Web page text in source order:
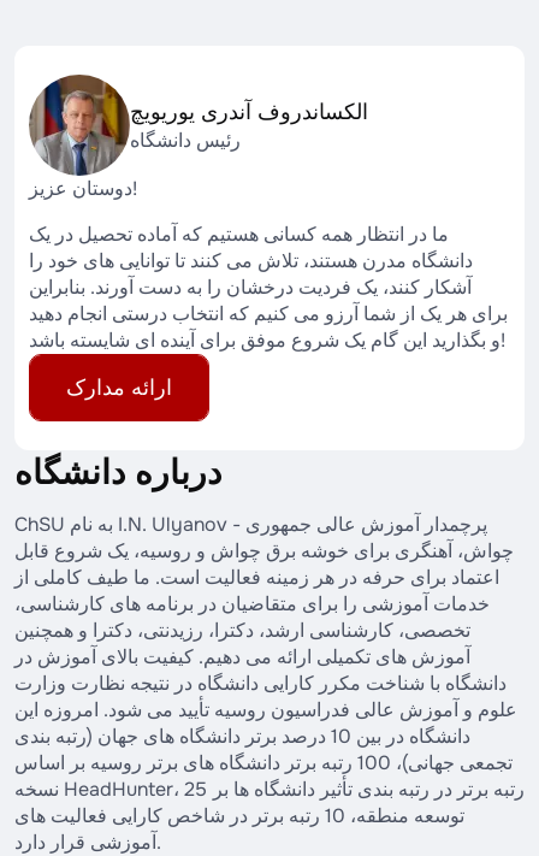
الکساندروف آندری یوریویچ
رئیس دانشگاه
دوستان عزیز!
ما در انتظار همه کسانی هستیم که آماده تحصیل در یک
دانشگاه مدرن هستند، تلاش می کنند تا توانایی های خود را
آشکار کنند، یک فردیت درخشان را به دست آورند. بنابراین
برای هر یک از شما آرزو می کنیم که انتخاب درستی انجام دهید
و بگذارید این گام یک شروع موفق برای آینده ای شایسته باشد!
ارائه مدارک
درباره دانشگاه
ChSU به نام I.N. Ulyanov - پرچمدار آموزش عالی جمهوری
چواش، آهنگری برای خوشه برق چواش و روسیه، یک شروع قابل
اعتماد برای حرفه در هر زمینه فعالیت است. ما طیف کاملی از
خدمات آموزشی را برای متقاضیان در برنامه های کارشناسی،
تخصصی، کارشناسی ارشد، دکترا، رزیدنتی، دکترا و همچنین
آموزش های تکمیلی ارائه می دهیم. کیفیت بالای آموزش در
دانشگاه با شناخت مکرر کارایی دانشگاه در نتیجه نظارت وزارت
علوم و آموزش عالی فدراسیون روسیه تأیید می شود. امروزه این
دانشگاه در بین 10 درصد برتر دانشگاه های جهان (رتبه بندی
تجمعی جهانی)، 100 رتبه برتر دانشگاه های برتر روسیه بر اساس
نسخه HeadHunter، 25 رتبه برتر در رتبه بندی تأثیر دانشگاه ها بر
توسعه منطقه، 10 رتبه برتر در شاخص کارایی فعالیت های
آموزشی قرار دارد.